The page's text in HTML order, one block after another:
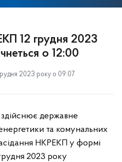
12 грудня 2023
о 12:00
2023 року о 09:07
здійснює державне
та комунальних
НКРЕКП у формі
2023 року